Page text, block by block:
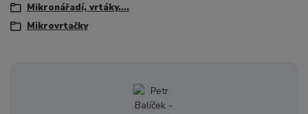
Mikronářadí, vrtáky....
Mikrovrtačky